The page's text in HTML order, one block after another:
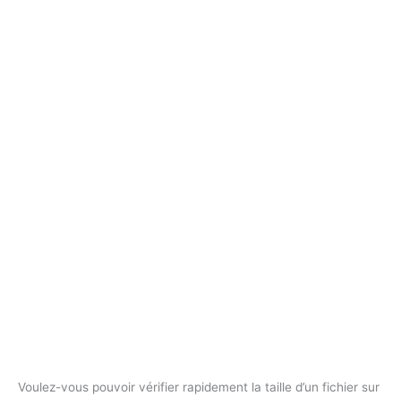
Voulez-vous pouvoir vérifier rapidement la taille d’un fichier sur